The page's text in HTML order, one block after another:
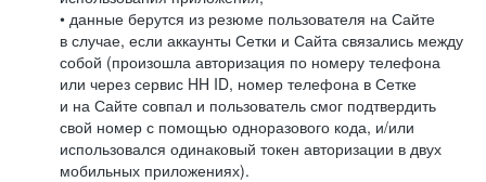
• данные берутся из резюме пользователя на Сайте
в случае, если аккаунты Сетки и Сайта связались между
собой (произошла авторизация по номеру телефона
или через сервис HH ID, номер телефона в Сетке
и на Сайте совпал и пользователь смог подтвердить
свой номер с помощью одноразового кода, и/или
использовался одинаковый токен авторизации в двух
мобильных приложениях).